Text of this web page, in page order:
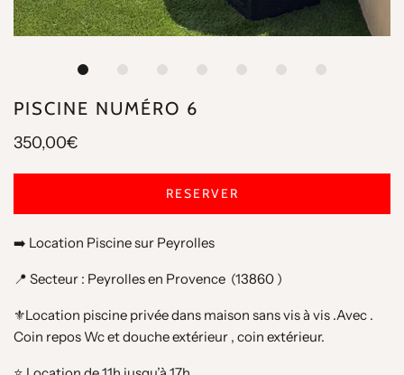
PISCINE NUMÉRO 6
350,00€
RESERVER
➡️ Location Piscine sur Peyrolles
📍 Secteur : Peyrolles en Provence (13860 )
⚜️Location piscine privée dans maison sans vis à vis .Avec .
Coin repos Wc et douche extérieur , coin extérieur.